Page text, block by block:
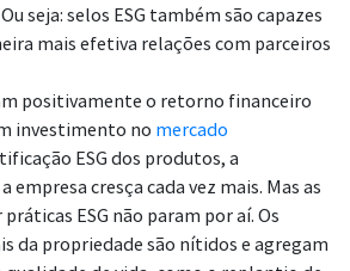
seja: selos ESG também são capazes
mais efetiva relações com parceiros
positivamente o retorno financeiro
investimento no mercado
ESG dos produtos, a
empresa cresça cada vez mais. Mas as
ESG não param por aí. Os
da propriedade são nítidos e agregam